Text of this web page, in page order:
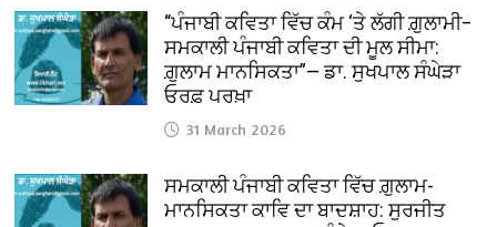
“ਪੰਜਾਬੀ ਕਵਿਤਾ ਵਿੱਚ ਕੰਮ ‘ਤੇ ਲੱਗੀ ਗ਼ੁਲਾਮੀ–
ਸਮਕਾਲੀ ਪੰਜਾਬੀ ਕਵਿਤਾ ਦੀ ਮੂਲ ਸੀਮਾ:
ਗ਼ੁਲਾਮ ਮਾਨਸਿਕਤਾ”— ਡਾ. ਸੁਖਪਾਲ ਸੰਘੇੜਾ
ਓਰਫ਼ ਪਰਖ਼ਾ
31 March 2026
ਸਮਕਾਲੀ ਪੰਜਾਬੀ ਕਵਿਤਾ ਵਿੱਚ ਗ਼ੁਲਾਮ-
ਮਾਨਸਿਕਤਾ ਕਾਵਿ ਦਾ ਬਾਦਸ਼ਾਹ: ਸੁਰਜੀਤ